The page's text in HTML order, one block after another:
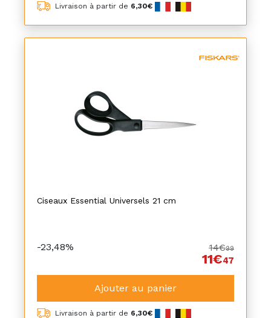
Livraison à partir de 6,30€
Ciseaux Essential Universels 21 cm
-23,48% 14€99
11€47
Ajouter au panier
Livraison à partir de 6,30€